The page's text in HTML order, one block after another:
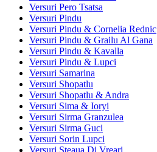
Versuri Pero Tsatsa
Versuri Pindu
Versuri Pindu & Cornelia Rednic
Versuri Pindu & Grailu Al Gana
Versuri Pindu & Kavalla
Versuri Pindu & Lupci
Versuri Samarina
Versuri Shopatlu
Versuri Shopatlu & Andra
Versuri Sima & Ioryi
Versuri Sirma Granzulea
Versuri Sirma Guci
Versuri Sorin Lupci
Versuri Steaua Di Vreari